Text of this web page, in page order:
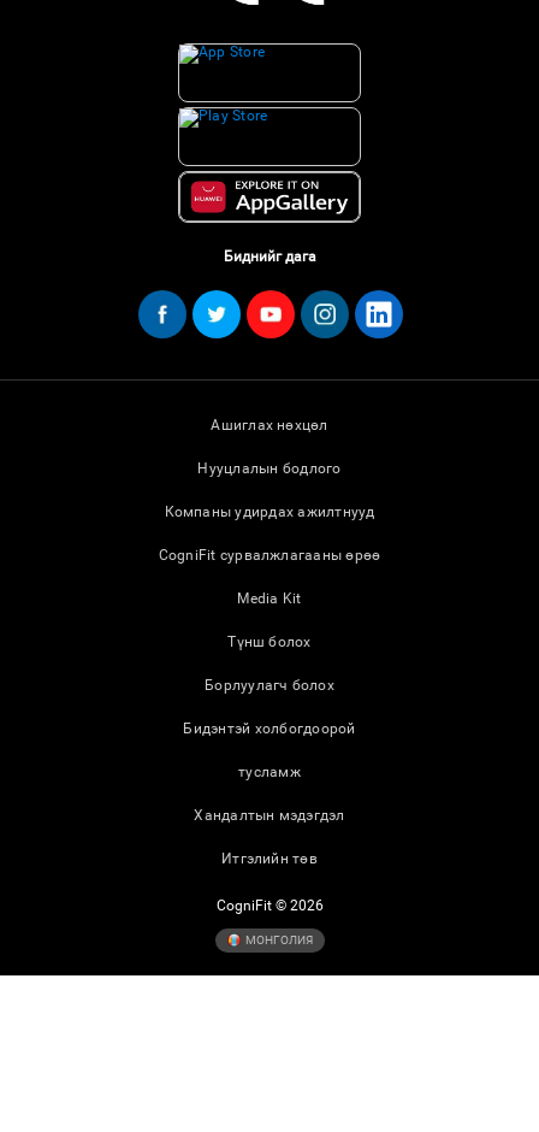
Биднийг дага
Ашиглах нөхцөл
Нууцлалын бодлого
Компаны удирдах ажилтнууд
CogniFit сурвалжлагааны өрөө
Media Kit
Түнш болох
Борлуулагч болох
Бидэнтэй холбогдоорой
тусламж
Хандалтын мэдэгдэл
Итгэлийн төв
CogniFit © 2026
МОНГОЛИЯ